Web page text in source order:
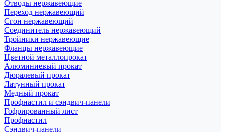
Отводы нержавеющие
Переход нержавеющий
Сгон нержавеющий
Соединитель нержавеющий
Тройники нержавеющие
Фланцы нержавеющие
Цветной металлопрокат
Алюминиевый прокат
Дюралевый прокат
Латунный прокат
Медный прокат
Профнастил и сэндвич-панели
Гофрированный лист
Профнастил
Сэндвич-панели